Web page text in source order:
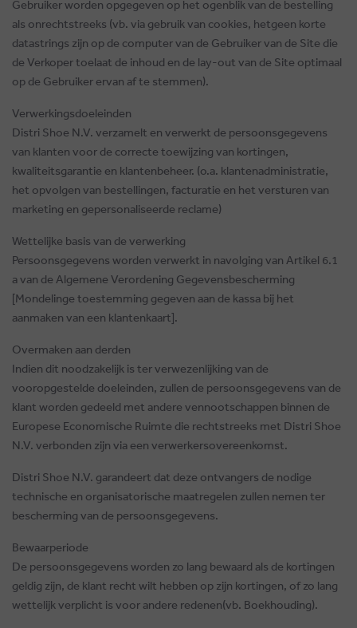
Gebruiker worden opgegeven op het ogenblik van de bestelling
als onrechtstreeks (vb. via gebruik van cookies, hetgeen korte
datastrings zijn op de computer van de Gebruiker van de Site die
de Verkoper toelaat de inhoud en de lay-out van de Site optimaal
op de Gebruiker ervan af te stemmen).
Verwerkingsdoeleinden
Distri Shoe N.V. verzamelt en verwerkt de persoonsgegevens
van klanten voor de correcte toewijzing van kortingen,
kwaliteitsgarantie en klantenbeheer. (o.a. klantenadministratie,
het opvolgen van bestellingen, facturatie en het versturen van
marketing en gepersonaliseerde reclame)
Wettelijke basis van de verwerking
Persoonsgegevens worden verwerkt in navolging van Artikel 6.1
a van de Algemene Verordening Gegevensbescherming
[Mondelinge toestemming gegeven aan de kassa bij het
aanmaken van een klantenkaart].
Overmaken aan derden
Indien dit noodzakelijk is ter verwezenlijking van de
vooropgestelde doeleinden, zullen de persoonsgegevens van de
klant worden gedeeld met andere vennootschappen binnen de
Europese Economische Ruimte die rechtstreeks met Distri Shoe
N.V. verbonden zijn via een verwerkersovereenkomst.
Distri Shoe N.V. garandeert dat deze ontvangers de nodige
technische en organisatorische maatregelen zullen nemen ter
bescherming van de persoonsgegevens.
Bewaarperiode
De persoonsgegevens worden zo lang bewaard als de kortingen
geldig zijn, de klant recht wilt hebben op zijn kortingen, of zo lang
wettelijk verplicht is voor andere redenen(vb. Boekhouding).